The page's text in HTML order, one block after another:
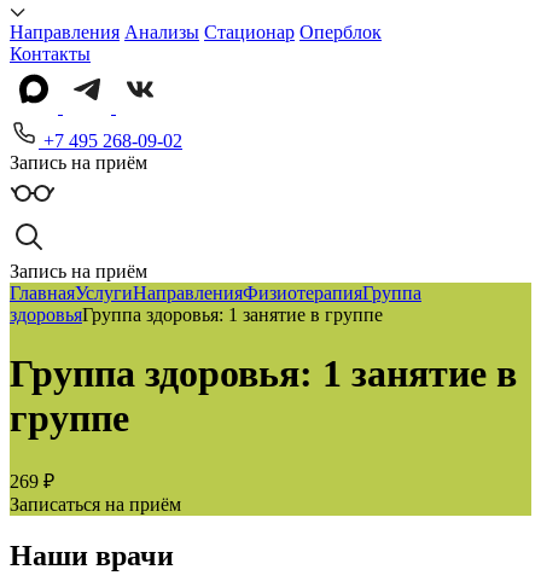
Направления Анализы Стационар Оперблок
Контакты
+7 495 268-09-02
Запись на приём
Запись на приём
ГлавнаяУслугиНаправленияФизиотерапияГруппа
здоровьяГруппа здоровья: 1 занятие в группе
Группа здоровья: 1 занятие в
группе
269 ₽
Записаться на приём
Наши врачи